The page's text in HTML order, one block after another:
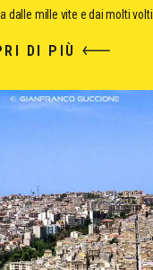
dalle mille vite e dai molti volti.
DI PIÙ